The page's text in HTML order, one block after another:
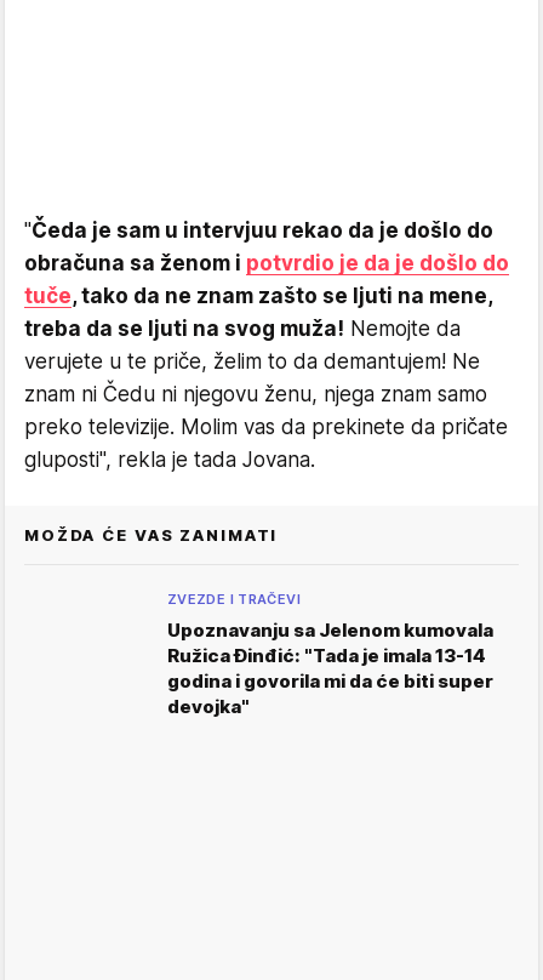
"Čeda je sam u intervjuu rekao da je došlo do
obračuna sa ženom i potvrdio je da je došlo do
tuče, tako da ne znam zašto se ljuti na mene,
treba da se ljuti na svog muža! Nemojte da
verujete u te priče, želim to da demantujem! Ne
znam ni Čedu ni njegovu ženu, njega znam samo
preko televizije. Molim vas da prekinete da pričate
gluposti", rekla je tada Jovana.
MOŽDA ĆE VAS ZANIMATI
ZVEZDE I TRAČEVI
Upoznavanju sa Jelenom kumovala
Ružica Đinđić: "Tada je imala 13-14
godina i govorila mi da će biti super
devojka"